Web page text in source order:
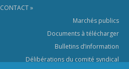
CONTACT »
Marchés publics
Documents à télécharger
Bulletins d’information
Délibérations du comité syndical